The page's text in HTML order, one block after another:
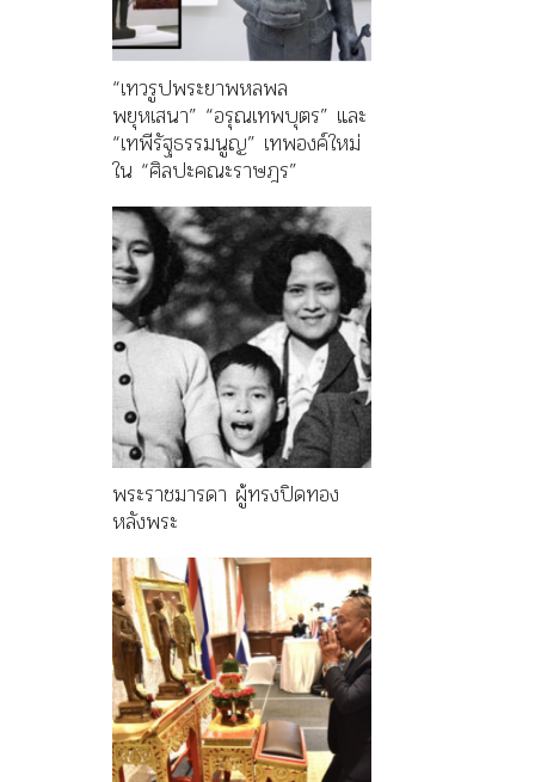
“เทวรูปพระยาพหลพล
พยุหเสนา” “อรุณเทพบุตร” และ
“เทพีรัฐธรรมนูญ” เทพองค์ใหม่
ใน “ศิลปะคณะราษฎร”
พระราชมารดา ผู้ทรงปิดทอง
หลังพระ